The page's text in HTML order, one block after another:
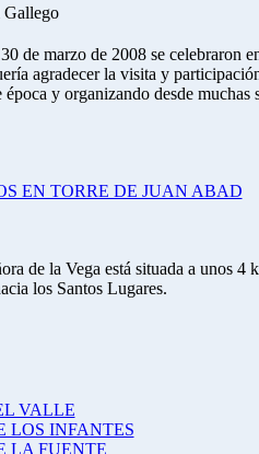
de marzo de 2008 se celebraron
agradecer la visita y
y organizando desde muchas
EN TORRE DE JUAN ABAD
de la Vega está situada a unos
los Santos Lugares.
VALLE
LOS INFANTES
LA FUENTE